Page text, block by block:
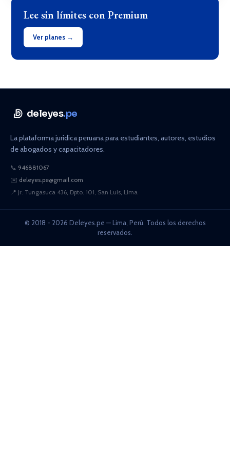
Lee sin límites con Premium
Ver planes →
deleyes.pe
La plataforma jurídica peruana para estudiantes, autores, estudios
de abogados y capacitadores.
📞 946881067
✉️ deleyes.pe@gmail.com
📍 Jr. Tungasuca 436, Dpto. 101, San Luis, Lima
© 2018 - 2026 Deleyes.pe — Lima, Perú. Todos los derechos
reservados.